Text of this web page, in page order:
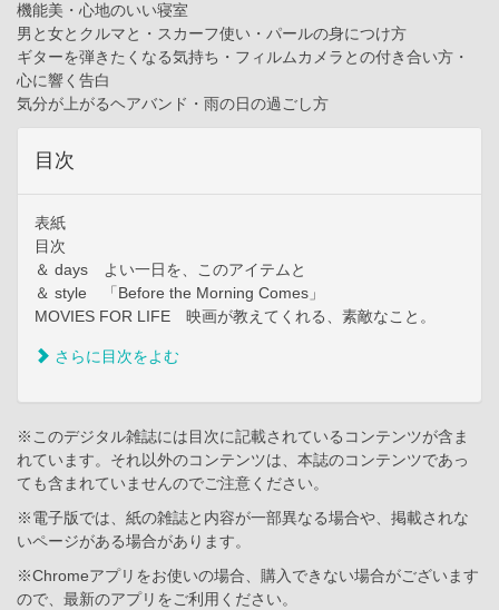
機能美・心地のいい寝室
男と女とクルマと・スカーフ使い・パールの身につけ方
ギターを弾きたくなる気持ち・フィルムカメラとの付き合い方・
心に響く告白
気分が上がるヘアバンド・雨の日の過ごし方
目次
表紙
目次
＆ days よい一日を、このアイテムと
＆ style 「Before the Morning Comes」
MOVIES FOR LIFE 映画が教えてくれる、素敵なこと。
さらに目次をよむ
※このデジタル雑誌には目次に記載されているコンテンツが含ま
れています。それ以外のコンテンツは、本誌のコンテンツであっ
ても含まれていませんのでご注意ください。
※電子版では、紙の雑誌と内容が一部異なる場合や、掲載されな
いページがある場合があります。
※Chromeアプリをお使いの場合、購入できない場合がございます
ので、最新のアプリをご利用ください。